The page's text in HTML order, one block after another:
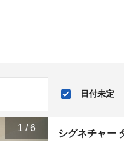
日付未定
1 /6
シグネチャー